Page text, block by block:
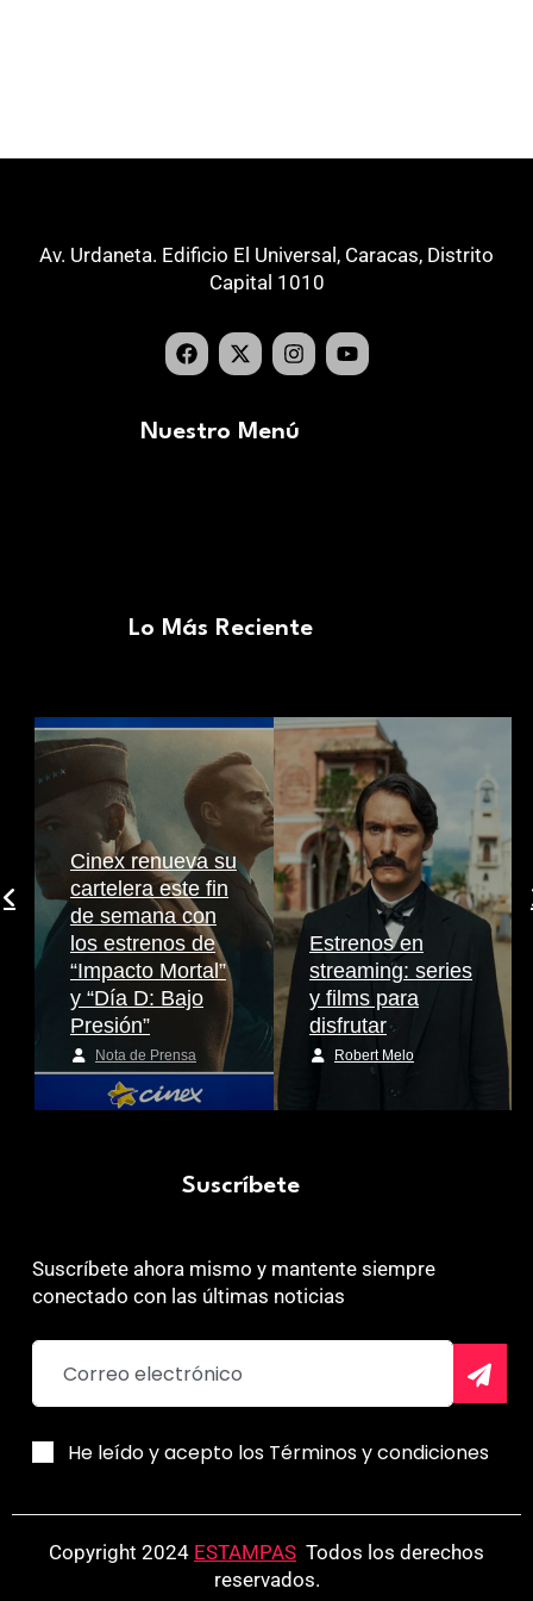
Av. Urdaneta. Edificio El Universal, Caracas, Distrito
Capital 1010
Nuestro Menú
Lo Más Reciente
Cinex renueva su
cartelera este fin
de semana con
los estrenos de
“Impacto Mortal”
y “Día D: Bajo
Presión”
Nota de Prensa
Estrenos en
streaming: series
y films para
disfrutar
Robert Melo
Suscríbete
Suscríbete ahora mismo y mantente siempre
conectado con las últimas noticias
He leído y acepto los Términos y condiciones
Copyright 2024 ESTAMPAS Todos los derechos
reservados.